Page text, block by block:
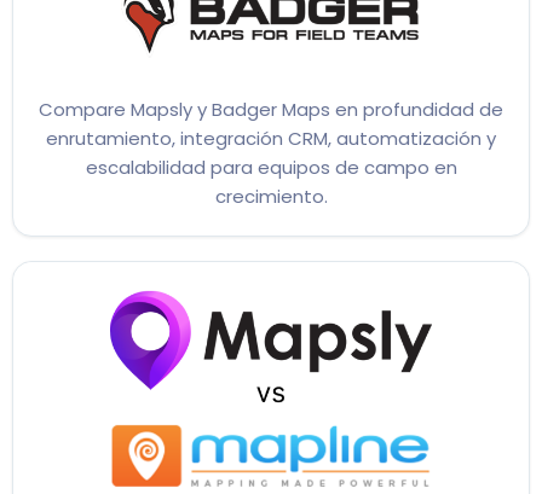
Compare Mapsly y Badger Maps en profundidad de
enrutamiento, integración CRM, automatización y
escalabilidad para equipos de campo en
crecimiento.